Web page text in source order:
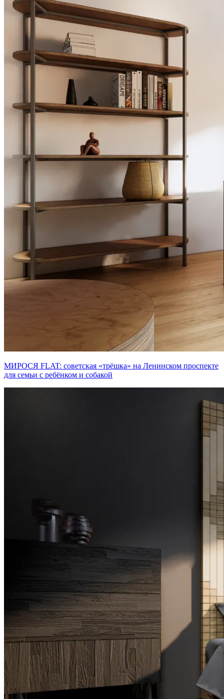
МИРОСЯ FLAT: советская «трёшка» на Ленинском проспекте
для семьи с ребёнком и собакой